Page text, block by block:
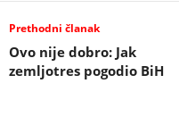
Prethodni članak
Ovo nije dobro: Jak
zemljotres pogodio BiH